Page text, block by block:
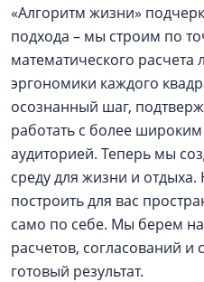
«Алгоритм жизни»
подхода – мы строим по
математического
эргономики каждого
осознанный шаг,
работать с более
аудиторией. Теперь мы
среду для жизни и
построить для вас
само по себе. Мы берем
расчетов, согласований и
готовый результат.